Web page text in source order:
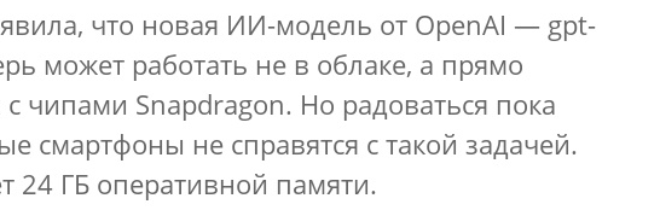
что новая ИИ-модель от OpenAI — gpt-
может работать не в облаке, а прямо
с чипами Snapdragon. Но радоваться пока
смартфоны не справятся с такой задачей.
24 ГБ оперативной памяти.